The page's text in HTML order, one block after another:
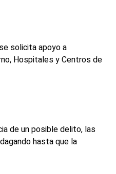
solicita apoyo a
Hospitales y Centros de
de un posible delito, las
hasta que la